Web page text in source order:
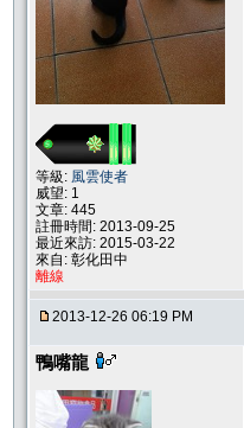
等級: 風雲使者
威望: 1
文章: 445
註冊時間: 2013-09-25
最近來訪: 2015-03-22
來自: 彰化田中
離線
2013-12-26 06:19 PM
鴨嘴龍